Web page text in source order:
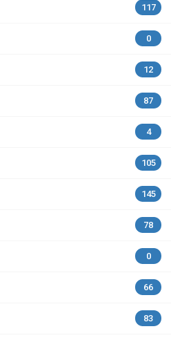
117
0
12
87
4
105
145
78
0
66
83